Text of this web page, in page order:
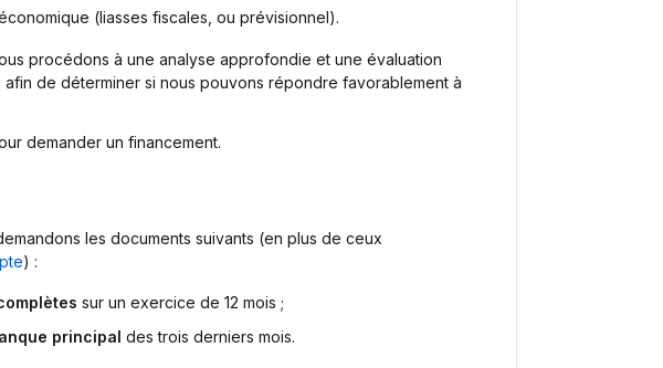
(liasses fiscales, ou prévisionnel).
procédons à une analyse approfondie et une évaluation
de déterminer si nous pouvons répondre favorablement à
demander un financement.
les documents suivants (en plus de ceux
) :
sur un exercice de 12 mois ;
principal des trois derniers mois.